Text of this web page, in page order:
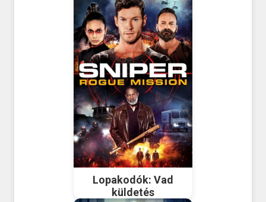
Lopakodók: Vad
küldetés